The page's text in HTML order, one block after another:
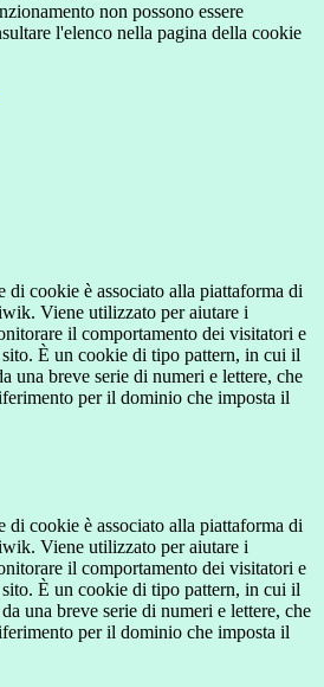
non possono essere
l'elenco nella pagina della cookie
di cookie è associato alla piattaforma di
Viene utilizzato per aiutare i
il comportamento dei visitatori e
È un cookie di tipo pattern, in cui il
una breve serie di numeri e lettere, che
per il dominio che imposta il
di cookie è associato alla piattaforma di
Viene utilizzato per aiutare i
il comportamento dei visitatori e
È un cookie di tipo pattern, in cui il
una breve serie di numeri e lettere, che
per il dominio che imposta il